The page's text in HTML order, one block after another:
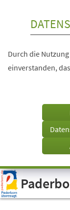
Visuelle
Assistenzsoftware
öffnen.
Durch die
einverstanden,